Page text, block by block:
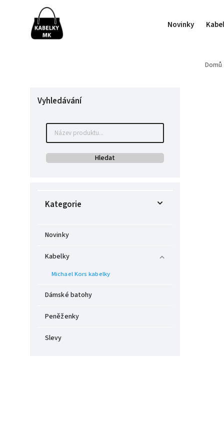
Novinky
Domů
Vyhledávání
Hledat
Kategorie
Novinky
Kabelky
Michael Kors kabelky
Dámské batohy
Peněženky
Slevy